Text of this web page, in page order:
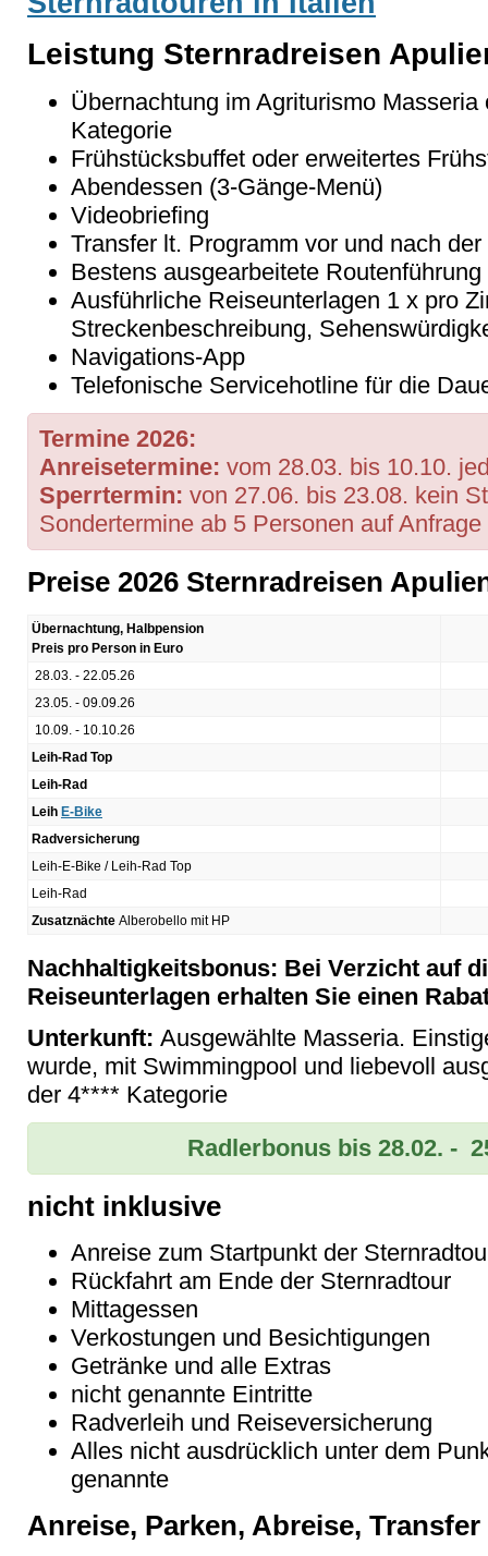
Leistung Sternradreisen
Übernachtung im Agriturismo
Kategorie
Frühstücksbuffet oder erweitertes
Abendessen (3-Gänge-Menü)
Videobriefing
Transfer lt. Programm vor und nach der
Bestens ausgearbeitete Routenführung
Ausführliche Reiseunterlagen 1 x pro
Streckenbeschreibung,
Navigations-App
Telefonische Servicehotline für die
Termine 2026:
Anreisetermine: vom 28.03. bis 10.10.
Sperrtermin: von 27.06. bis 23.08. kein
Sondertermine ab 5 Personen auf
Preise 2026 Sternradreisen
Übernachtung, Halbpension
Preis pro Person in Euro
28.03. - 22.05.26
23.05. - 09.09.26
10.09. - 10.10.26
Leih-Rad Top
Leih-Rad
Leih E-Bike
Radversicherung
Leih-E-Bike / Leih-Rad Top
Leih-Rad
Zusatznächte Alberobello mit HP
Nachhaltigkeitsbonus: Bei Verzicht auf
Reiseunterlagen erhalten Sie einen
Unterkunft: Ausgewählte Masseria.
wurde, mit Swimmingpool und liebevoll
der 4**** Kategorie
Radlerbonus bis 28.02. -
nicht inklusive
Anreise zum Startpunkt der
Rückfahrt am Ende der Sternradtour
Mittagessen
Verkostungen und Besichtigungen
Getränke und alle Extras
nicht genannte Eintritte
Radverleih und Reiseversicherung
Alles nicht ausdrücklich unter dem
genannte
Anreise, Parken, Abreise, Transfer